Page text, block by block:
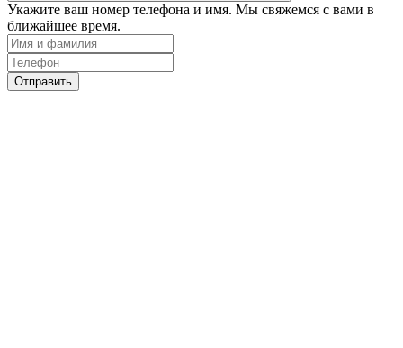
Укажите ваш номер телефона и имя. Мы свяжемся с вами в
ближайшее время.
Отправить